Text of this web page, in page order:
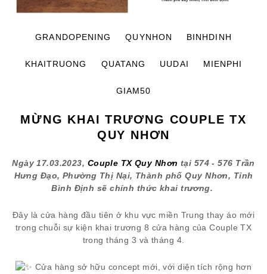
GRANDOPENING QUYNHON BINHDINH
KHAITRUONG QUATANG UUDAI MIENPHI
GIAM50
MỪNG KHAI TRƯƠNG COUPLE TX
QUY NHƠN
Ngày 17.03.2023, Couple TX Quy Nhơn tại 574 - 576 Trần
Hưng Đạo, Phường Thị Nại, Thành phố Quy Nhơn, Tỉnh
Bình Định sẽ chính thức khai trương.
Đây là cửa hàng đầu tiên ở khu vực miền Trung thay áo mới
trong chuỗi sự kiện khai trương 8 cửa hàng của Couple TX
trong tháng 3 và tháng 4.
Cửa hàng sở hữu concept mới, với diện tích rộng hơn